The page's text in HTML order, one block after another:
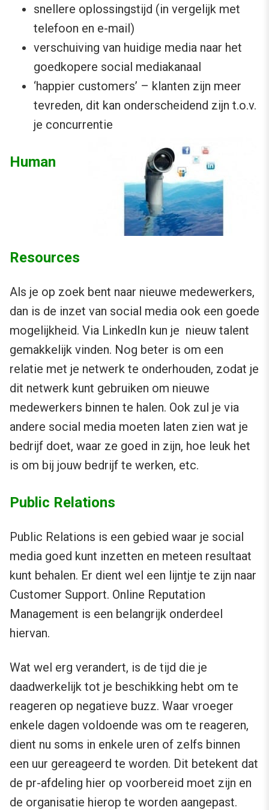
snellere oplossingstijd (in vergelijk met
telefoon en e-mail)
verschuiving van huidige media naar het
goedkopere social mediakanaal
‘happier customers’ – klanten zijn meer
tevreden, dit kan onderscheidend zijn t.o.v.
je concurrentie
Human
Resources
Als je op zoek bent naar nieuwe medewerkers,
dan is de inzet van social media ook een goede
mogelijkheid. Via LinkedIn kun je nieuw talent
gemakkelijk vinden. Nog beter is om een
relatie met je netwerk te onderhouden, zodat je
dit netwerk kunt gebruiken om nieuwe
medewerkers binnen te halen. Ook zul je via
andere social media moeten laten zien wat je
bedrijf doet, waar ze goed in zijn, hoe leuk het
is om bij jouw bedrijf te werken, etc.
Public Relations
Public Relations is een gebied waar je social
media goed kunt inzetten en meteen resultaat
kunt behalen. Er dient wel een lijntje te zijn naar
Customer Support. Online Reputation
Management is een belangrijk onderdeel
hiervan.
Wat wel erg verandert, is de tijd die je
daadwerkelijk tot je beschikking hebt om te
reageren op negatieve buzz. Waar vroeger
enkele dagen voldoende was om te reageren,
dient nu soms in enkele uren of zelfs binnen
een uur gereageerd te worden. Dit betekent dat
de pr-afdeling hier op voorbereid moet zijn en
de organisatie hierop te worden aangepast.